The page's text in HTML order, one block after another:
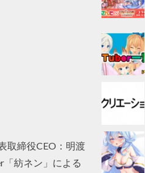
取締役CEO：明渡
紡ネン」による